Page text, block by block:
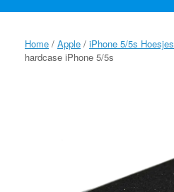
Home / Apple / iPhone 5/5s Hoesjes
hardcase iPhone 5/5s